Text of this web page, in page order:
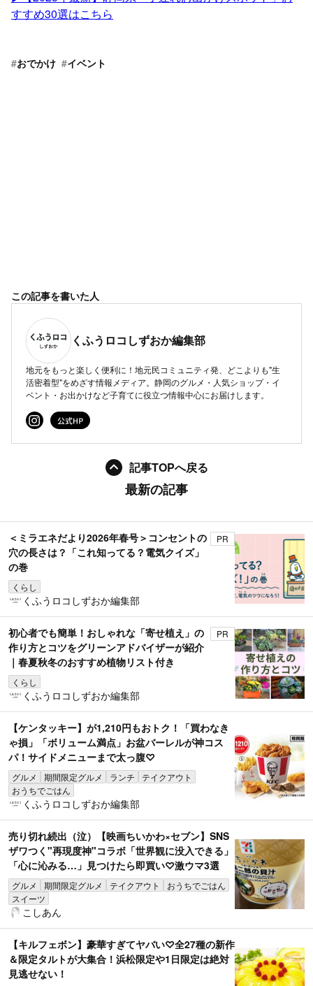
すすめ30選はこちら
#おでかけ #イベント
この記事を書いた人
くふうロコしずおか編集部
地元をもっと楽しく便利に！地元民コミュニティ発、どこよりも"生
活密着型"をめざす情報メディア。静岡のグルメ・人気ショップ・イ
ベント・お出かけなど子育てに役立つ情報中心にお届けします。
記事TOPへ戻る
最新の記事
＜ミラエネだより2026年春号＞コンセントの
穴の長さは？「これ知ってる？電気クイズ」
の巻
くらし
PR
くふうロコしずおか編集部
初心者でも簡単！おしゃれな「寄せ植え」の
作り方とコツをグリーンアドバイザーが紹介
｜春夏秋冬のおすすめ植物リスト付き
くらし
PR
くふうロコしずおか編集部
【ケンタッキー】が1,210円もおトク！「買わなき
ゃ損」「ボリューム満点」お盆バーレルが神コス
パ！サイドメニューまで太っ腹♡
グルメ 期間限定グルメ ランチ
テイクアウト
おうちでごはん
くふうロコしずおか編集部
売り切れ続出（泣）【映画ちいかわ×セブン】SNS
ザワつく"再現度神"コラボ「世界観に没入できる」
「心に沁みる…」見つけたら即買い♡激ウマ3選
グルメ 期間限定グルメ テイクアウト
おうちでごはん
スイーツ
こしあん
【キルフェボン】豪華すぎてヤバい♡全27種の新作
＆限定タルトが大集合！浜松限定や1日限定は絶対
見逃せない！